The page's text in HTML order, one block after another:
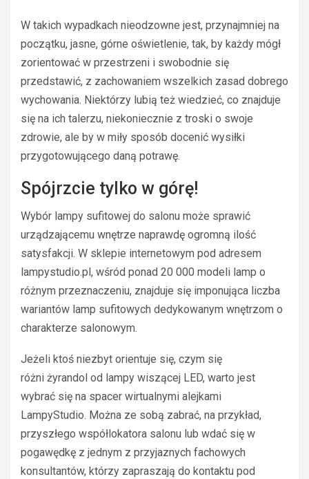
W takich wypadkach nieodzowne jest, przynajmniej na
początku, jasne, górne oświetlenie, tak, by każdy mógł
zorientować w przestrzeni i swobodnie się
przedstawić, z zachowaniem wszelkich zasad dobrego
wychowania. Niektórzy lubią też wiedzieć, co znajduje
się na ich talerzu, niekoniecznie z troski o swoje
zdrowie, ale by w miły sposób docenić wysiłki
przygotowującego daną potrawę.
Spójrzcie tylko w górę!
Wybór lampy sufitowej do salonu może sprawić
urządzającemu wnętrze naprawdę ogromną ilość
satysfakcji. W sklepie internetowym pod adresem
lampystudio.pl, wśród ponad 20 000 modeli lamp o
różnym przeznaczeniu, znajduje się imponująca liczba
wariantów lamp sufitowych dedykowanym wnętrzom o
charakterze salonowym.
Jeżeli ktoś niezbyt orientuje się, czym się
różni żyrandol od lampy wiszącej LED, warto jest
wybrać się na spacer wirtualnymi alejkami
LampyStudio. Można ze sobą zabrać, na przykład,
przyszłego współlokatora salonu lub wdać się w
pogawędkę z jednym z przyjaznych fachowych
konsultantów, którzy zapraszają do kontaktu pod